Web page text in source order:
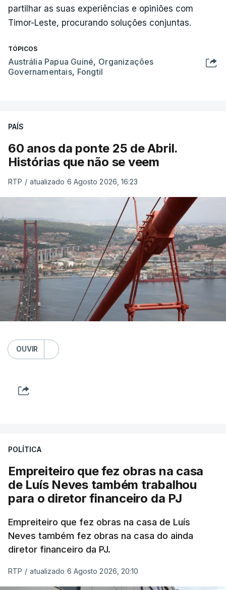
partilhar as suas experiências e opiniões com
Timor-Leste, procurando soluções conjuntas.
TÓPICOS
Austrália Papua Guiné, Organizações
Governamentais, Fongtil
PAÍS
60 anos da ponte 25 de Abril.
Histórias que não se veem
RTP / atualizado 6 Agosto 2026, 16:23
OUVIR
POLÍTICA
Empreiteiro que fez obras na casa
de Luís Neves também trabalhou
para o diretor financeiro da PJ
Empreiteiro que fez obras na casa de Luís
Neves também fez obras na casa do ainda
diretor financeiro da PJ.
RTP / atualizado 6 Agosto 2026, 20:10